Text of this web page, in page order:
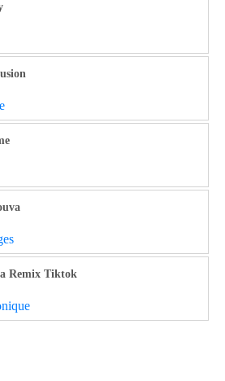
Remix Tiktok